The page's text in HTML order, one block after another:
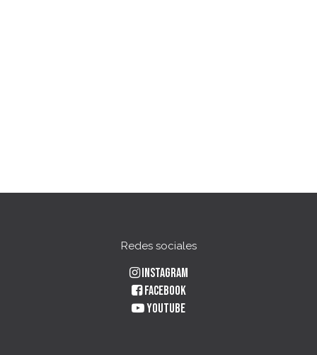
Redes sociales
Instagram
Facebook
YouTube